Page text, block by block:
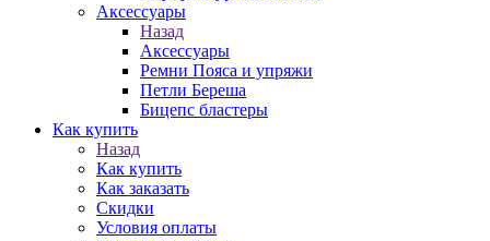
Аксессуары
Назад
Аксессуары
Ремни Пояса и упряжи
Петли Береша
Бицепс бластеры
Как купить
Назад
Как купить
Как заказать
Скидки
Условия оплаты